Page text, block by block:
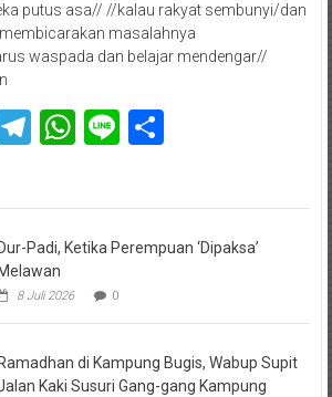
putus asa// //kalau rakyat sembunyi/dan
masalahnya
waspada dan belajar mendengar//
Telegram
WhatsApp
LineShare
Dur-Padi, Ketika Perempuan ‘Dipaksa’
Melawan
8 Juli 2026 0
Ramadhan di Kampung Bugis, Wabup Supit
Kaki Susuri Gang-gang Kampung